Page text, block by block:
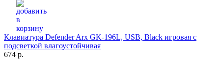
Клавиатура Defender Arx GK-196L, USB, Black игровая с
подсветкой влагоустойчивая
674 р.